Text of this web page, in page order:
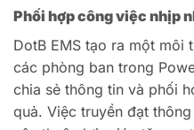
Phối hợp công việc nhịp
DotB EMS tạo ra một môi
các phòng ban trong
chia sẻ thông tin và phối
quả. Việc truyền đạt